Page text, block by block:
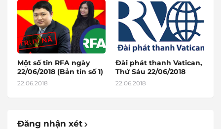
Một số tin RFA ngày
22/06/2018 (Bản tin số 1)
22.06.2018
Đài phát thanh Vatican,
Thứ Sáu 22/06/2018
22.06.2018
Đăng nhận xét